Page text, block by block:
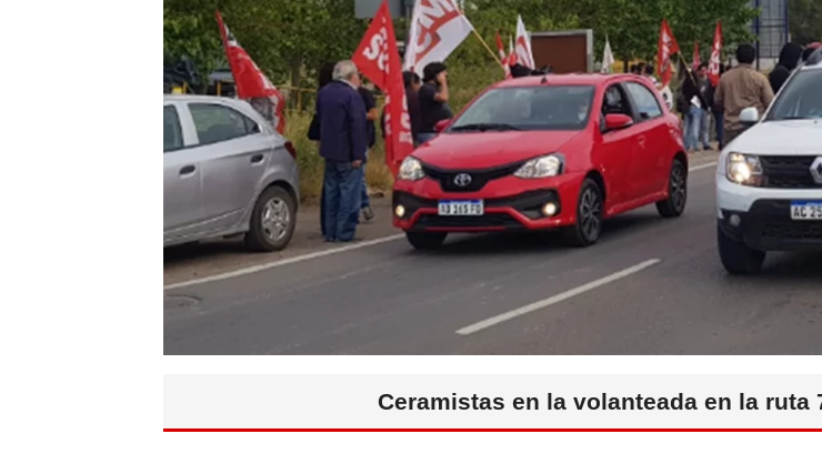
Ceramistas en la volanteada en la ruta